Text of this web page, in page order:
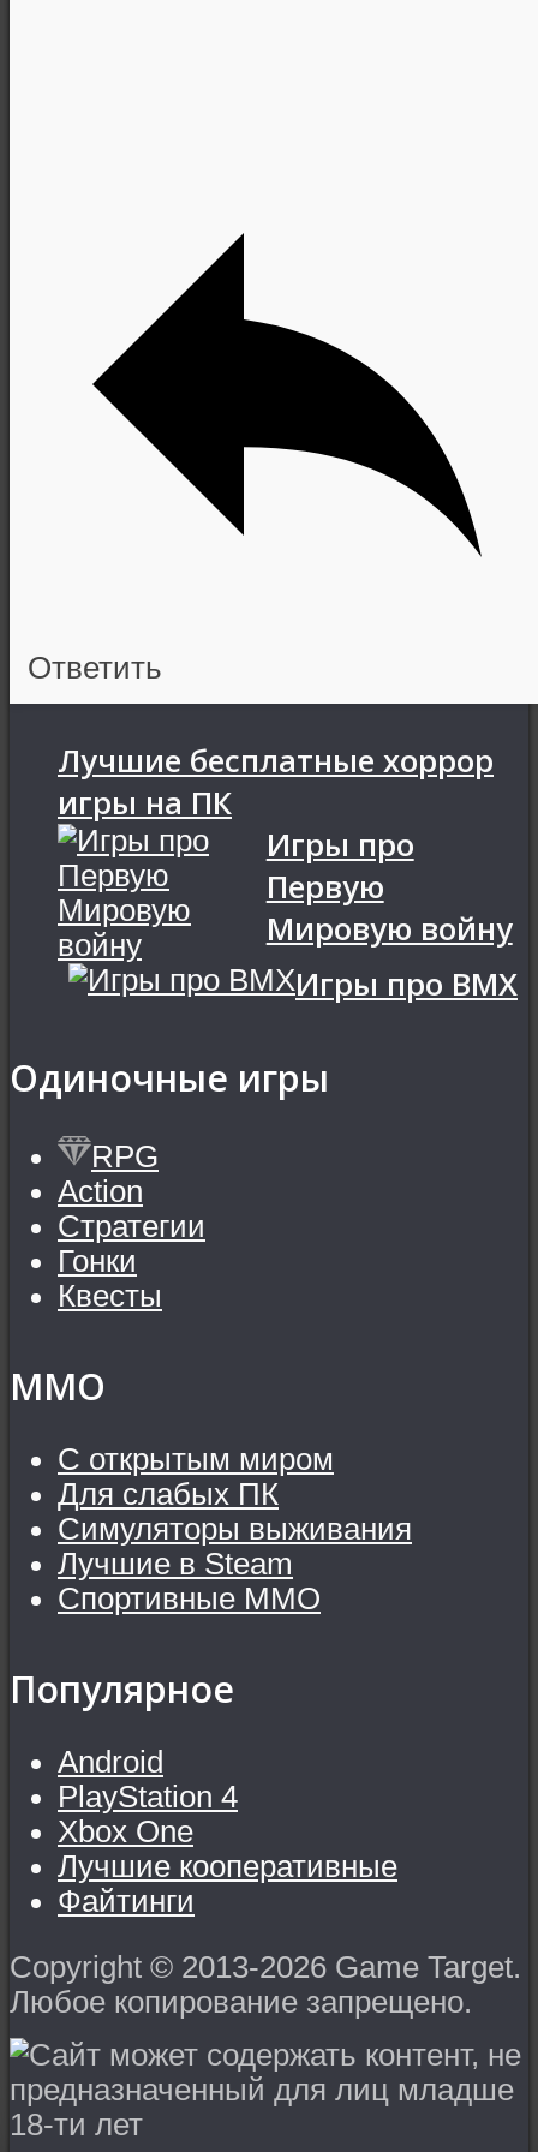
Ответить
Лучшие бесплатные хоррор
игры на ПК
Игры про
Первую
Мировую войну
Игры про BMX
Одиночные игры
RPG
Action
Стратегии
Гонки
Квесты
MMO
С открытым миром
Для слабых ПК
Симуляторы выживания
Лучшие в Steam
Спортивные MMO
Популярное
Android
PlayStation 4
Xbox One
Лучшие кооперативные
Файтинги
Copyright © 2013-2026 Game Target.
Любое копирование запрещено.